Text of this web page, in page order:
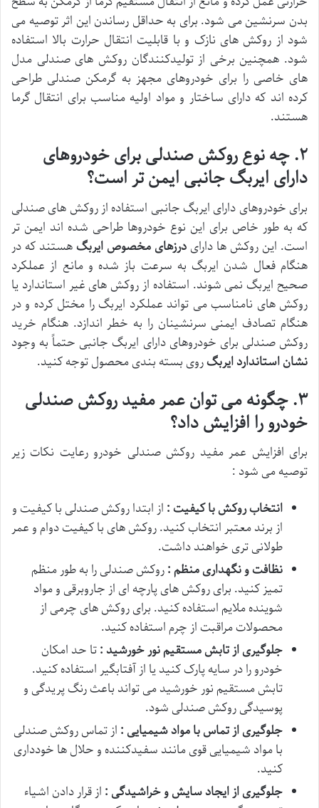
بدن سرنشین می شود. برای به حداقل رساندن این اثر توصیه می
شود از روکش های نازک و با قابلیت انتقال حرارت بالا استفاده
شود. همچنین برخی از تولیدکنندگان روکش های صندلی مدل
های خاصی را برای خودروهای مجهز به گرمکن صندلی طراحی
کرده اند که دارای ساختار و مواد اولیه مناسب برای انتقال گرما
هستند.
۲.چه نوع روکش صندلی برای خودروهای
دارای ایربگ جانبی ایمن تر است؟
برای خودروهای دارای ایربگ جانبی استفاده از روکش های صندلی
که به طور خاص برای این نوع خودروها طراحی شده اند ایمن تر
است. این روکش ها دارای درزهای مخصوص ایربگهستند که در
هنگام فعال شدن ایربگ به سرعت باز شده و مانع از عملکرد
صحیح ایربگ نمی شوند. استفاده از روکش های غیر استاندارد یا
روکش های نامناسب می تواند عملکرد ایربگ را مختل کرده و در
هنگام تصادف ایمنی سرنشینان را به خطر اندازد. هنگام خرید
روکش صندلی برای خودروهای دارای ایربگ جانبی حتماً به وجود
نشان استاندارد ایربگروی بسته بندی محصول توجه کنید.
۳.چگونه می توان عمر مفید روکش صندلی
خودرو را افزایش داد؟
برای افزایش عمر مفید روکش صندلی خودرو رعایت نکات زیر
توصیه می شود :
انتخاب روکش با کیفیت : از ابتدا روکش صندلی با کیفیت و
از برند معتبر انتخاب کنید. روکش های با کیفیت دوام و عمر
طولانی تری خواهند داشت.
نظافت و نگهداری منظم :روکش صندلی را به طور منظم
تمیز کنید. برای روکش های پارچه ای از جاروبرقی و مواد
شوینده ملایم استفاده کنید. برای روکش های چرمی از
محصولات مراقبت از چرم استفاده کنید.
جلوگیری از تابش مستقیم نور خورشید :تا حد امکان
خودرو را در سایه پارک کنید یا از آفتابگیر استفاده کنید.
تابش مستقیم نور خورشید می تواند باعث رنگ پریدگی و
پوسیدگی روکش صندلی شود.
جلوگیری از تماس با مواد شیمیایی : از تماس روکش صندلی
با مواد شیمیایی قوی مانند سفیدکننده و حلال ها خودداری
کنید.
جلوگیری از ایجاد سایش و خراشیدگی : از قرار دادن اشیاء